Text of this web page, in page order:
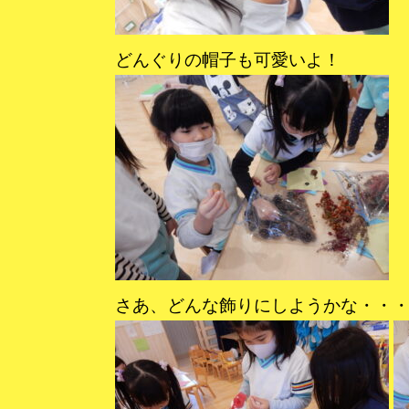
どんぐりの帽子も可愛いよ！
さあ、どんな飾りにしようかな・・・